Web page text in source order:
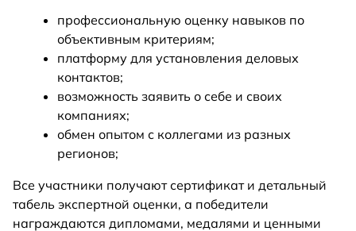
профессиональную оценку навыков по
объективным критериям;
платформу для установления деловых
контактов;
возможность заявить о себе и своих
компаниях;
обмен опытом с коллегами из разных
регионов;
Все участники получают сертификат и детальный
табель экспертной оценки, а победители
награждаются дипломами, медалями и ценными